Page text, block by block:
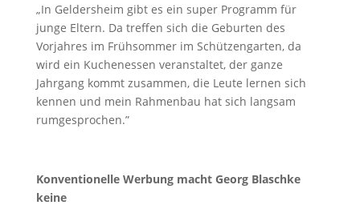
„In Geldersheim gibt es ein super Programm für
junge Eltern. Da treffen sich die Geburten des
Vorjahres im Frühsommer im Schützengarten, da
wird ein Kuchenessen veranstaltet, der ganze
Jahrgang kommt zusammen, die Leute lernen sich
kennen und mein Rahmenbau hat sich langsam
rumgesprochen.”
Konventionelle Werbung macht Georg Blaschke
keine